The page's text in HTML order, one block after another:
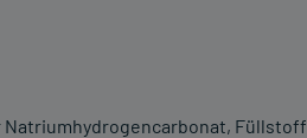
Füllstoff